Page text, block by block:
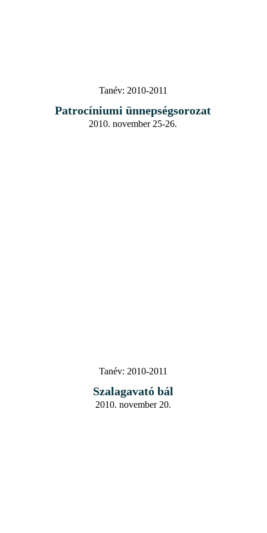
Tanév: 2010-2011
Patrocíniumi ünnepségsorozat
2010. november 25-26.
Tanév: 2010-2011
Szalagavató bál
2010. november 20.